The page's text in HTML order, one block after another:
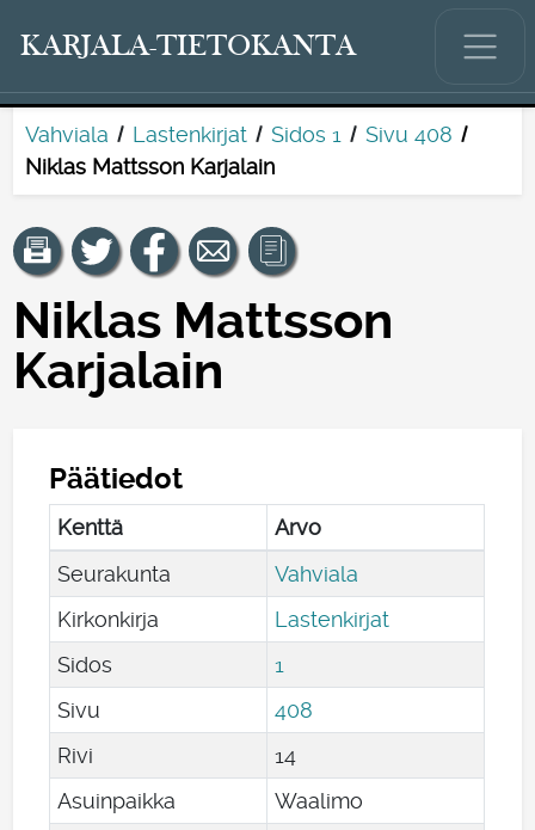
KARJALA-TIETOKANTA
Vahviala Lastenkirjat Sidos 1
Sivu 408
Niklas Mattsson Karjalain
Niklas Mattsson
Karjalain
Päätiedot
Kenttä
Arvo
Seurakunta
Vahviala
Kirkonkirja
Lastenkirjat
Sidos
1
Sivu
408
Rivi
14
Asuinpaikka
Waalimo